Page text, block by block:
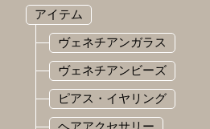
アイテム
ヴェネチアンガラス
ヴェネチアンビーズ
ピアス・イヤリング
ヘアアクセサリー